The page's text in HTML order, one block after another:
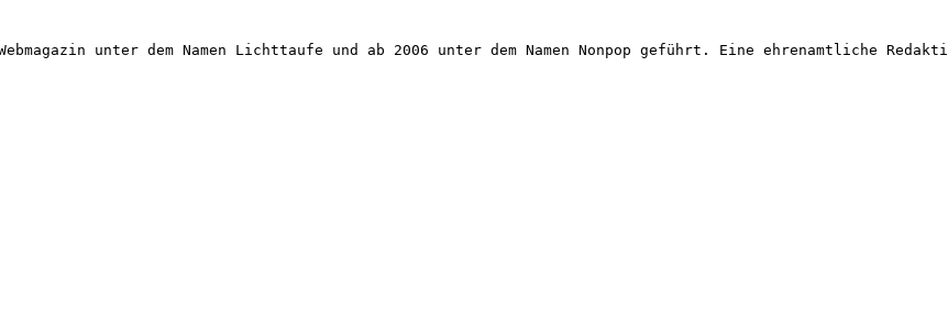
unter dem Namen Lichttaufe und ab 2006 unter dem Namen Nonpop geführt. Eine ehrenamtliche